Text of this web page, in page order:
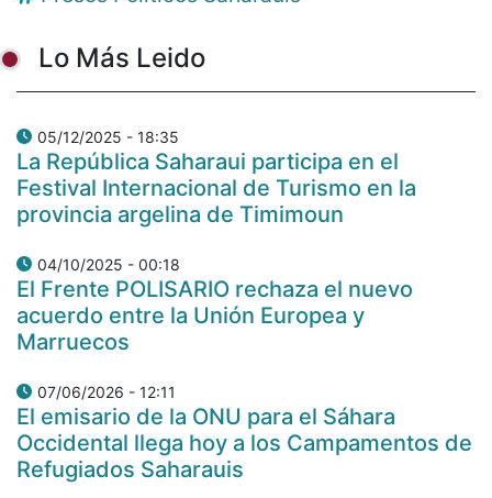
Lo Más Leido
05/12/2025 - 18:35
La República Saharaui participa en el
Festival Internacional de Turismo en la
provincia argelina de Timimoun
04/10/2025 - 00:18
El Frente POLISARIO rechaza el nuevo
acuerdo entre la Unión Europea y
Marruecos
07/06/2026 - 12:11
El emisario de la ONU para el Sáhara
Occidental llega hoy a los Campamentos de
Refugiados Saharauis